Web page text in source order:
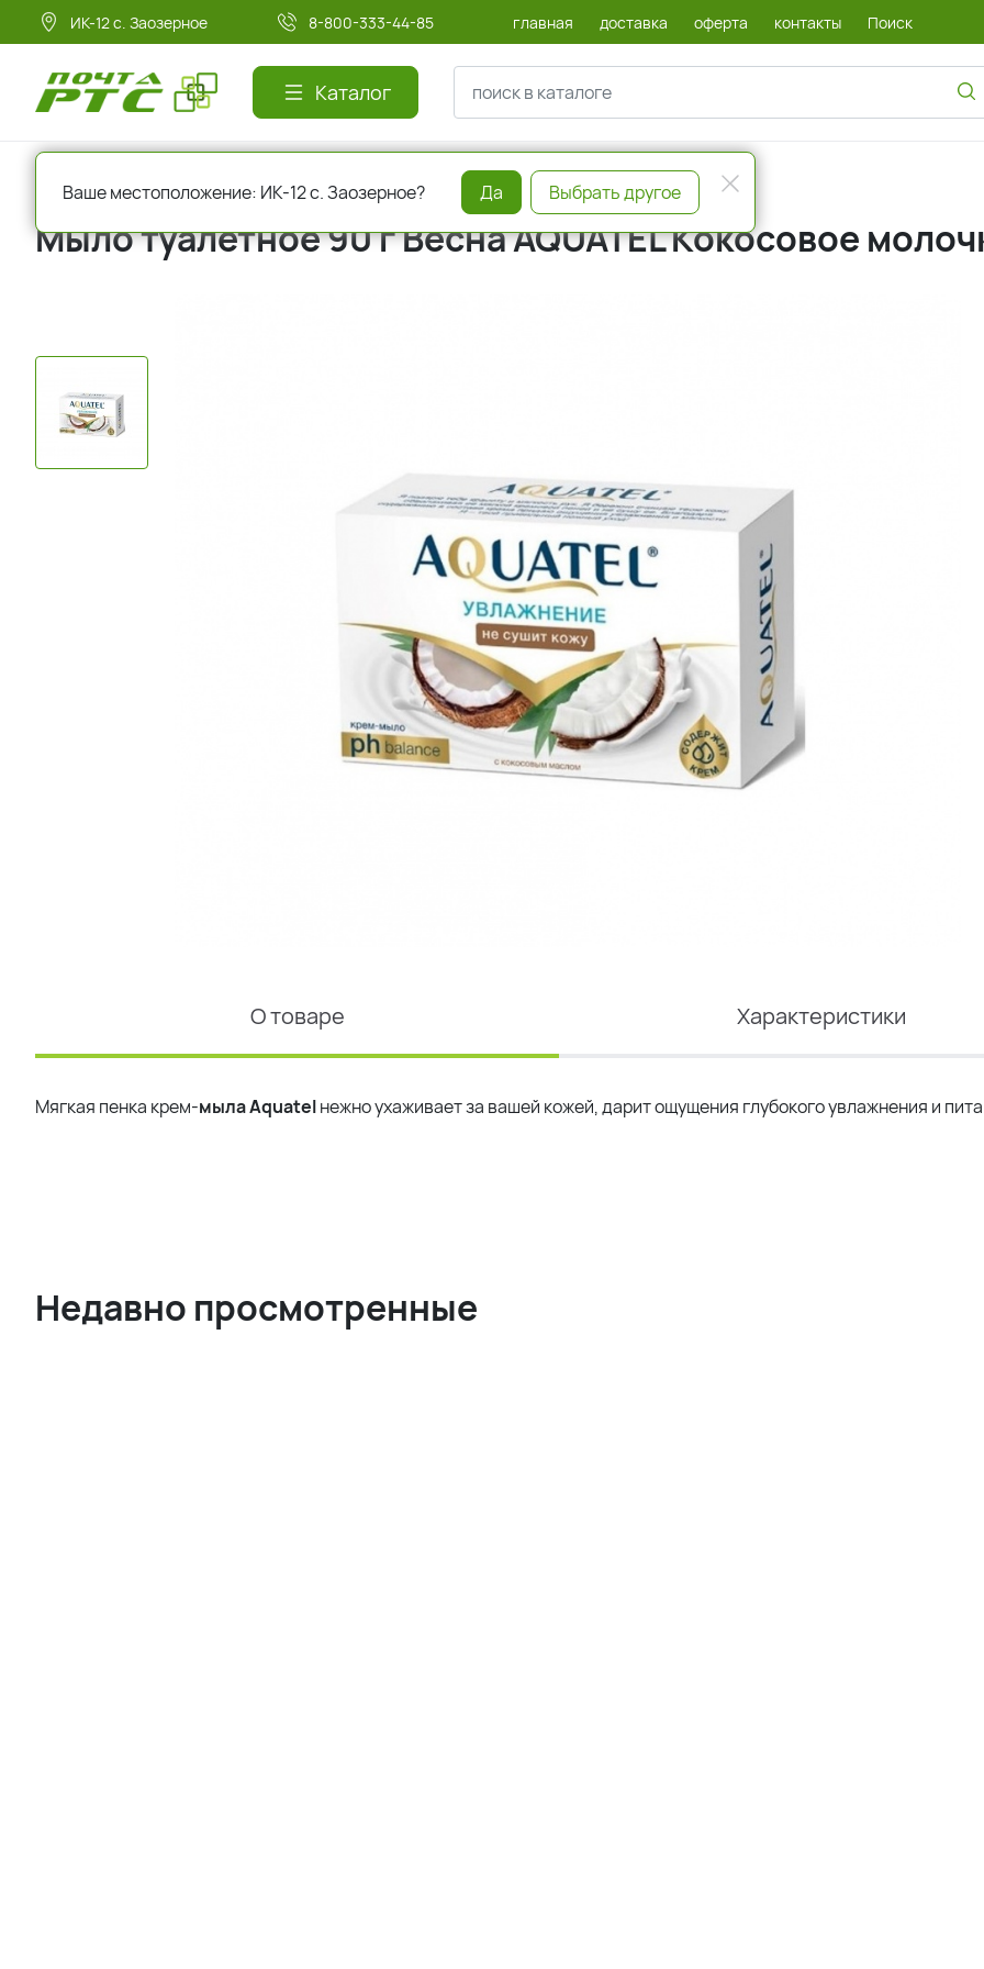
ИК-12 с. Заозерное 8-800-333-44-85 главная доставка оферта контакты Поиск
Каталог
Мыло туалетное 90 г Весна AQUATEL Кокосовое
О товаре Характеристики
Мягкая пенка крем-мылаAquatelнежно ухаживает за вашей кожей, дарит ощущения глубокого увлажнения и
Недавно просмотренные
Ваше местоположение: ИК-12 с. Заозерное? Да Выбрать другое